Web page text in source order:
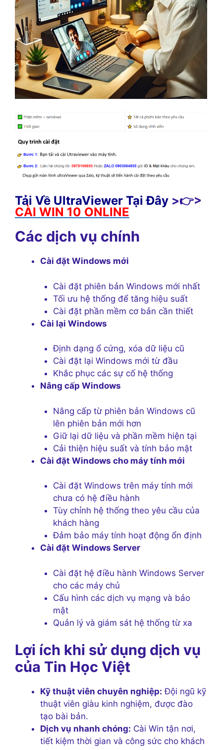
Tải Về UltraViewer Tại Đây >👉>
CÀI WIN 10 ONLINE
Các dịch vụ chính
Cài đặt Windows mới
Cài đặt phiên bản Windows mới nhất
Tối ưu hệ thống để tăng hiệu suất
Cài đặt phần mềm cơ bản cần thiết
Cài lại Windows
Định dạng ổ cứng, xóa dữ liệu cũ
Cài đặt lại Windows mới từ đầu
Khắc phục các sự cố hệ thống
Nâng cấp Windows
Nâng cấp từ phiên bản Windows cũ
lên phiên bản mới hơn
Giữ lại dữ liệu và phần mềm hiện tại
Cải thiện hiệu suất và tính bảo mật
Cài đặt Windows cho máy tính mới
Cài đặt Windows trên máy tính mới
chưa có hệ điều hành
Tùy chỉnh hệ thống theo yêu cầu của
khách hàng
Đảm bảo máy tính hoạt động ổn định
Cài đặt Windows Server
Cài đặt hệ điều hành Windows Server
cho các máy chủ
Cấu hình các dịch vụ mạng và bảo
mật
Quản lý và giám sát hệ thống từ xa
Lợi ích khi sử dụng dịch vụ
của Tin Học Việt
Kỹ thuật viên chuyên nghiệp: Đội ngũ kỹ
thuật viên giàu kinh nghiệm, được đào
tạo bài bản.
Dịch vụ nhanh chóng: Cài Win tận nơi,
tiết kiệm thời gian và công sức cho khách